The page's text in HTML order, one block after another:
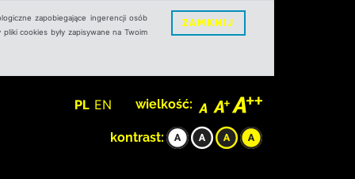
zapobiegające ingerencji osób
cookies były zapisywane na Twoim
ZAMKNIJ
PL EN wielkość:
kontrast: